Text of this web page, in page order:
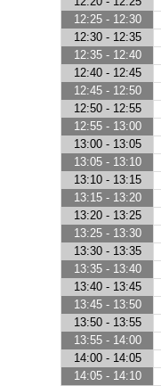
12:25 - 12:30
12:30 - 12:35
12:35 - 12:40
12:40 - 12:45
12:45 - 12:50
12:50 - 12:55
12:55 - 13:00
13:00 - 13:05
13:05 - 13:10
13:10 - 13:15
13:15 - 13:20
13:20 - 13:25
13:25 - 13:30
13:30 - 13:35
13:35 - 13:40
13:40 - 13:45
13:45 - 13:50
13:50 - 13:55
13:55 - 14:00
14:00 - 14:05
14:05 - 14:10